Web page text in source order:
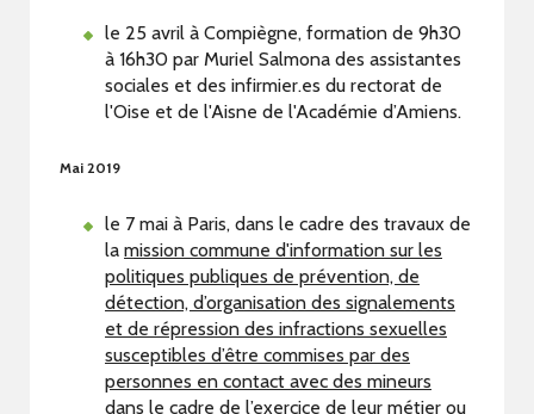
le 25 avril à Compiègne, formation de 9h30
à 16h30 par Muriel Salmona des assistantes
sociales et des infirmier.es du rectorat de
l'Oise et de l'Aisne de l'Académie d’Amiens.
Mai 2019
le 7 mai à Paris, dans le cadre des travaux de
la mission commune d'information sur les
politiques publiques de prévention, de
détection, d’organisation des signalements
et de répression des infractions sexuelles
susceptibles d’être commises par des
personnes en contact avec des mineurs
dans le cadre de l’exercice de leur métier ou